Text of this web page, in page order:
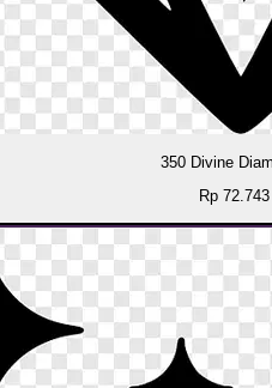
350 Divine
Rp 72.743